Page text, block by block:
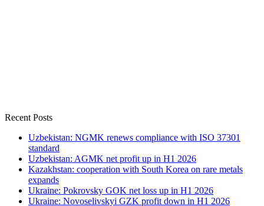
Recent Posts
Uzbekistan: NGMK renews compliance with ISO 37301
standard
Uzbekistan: AGMK net profit up in H1 2026
Kazakhstan: cooperation with South Korea on rare metals
expands
Ukraine: Pokrovsky GOK net loss up in H1 2026
Ukraine: Novoselivskyi GZK profit down in H1 2026